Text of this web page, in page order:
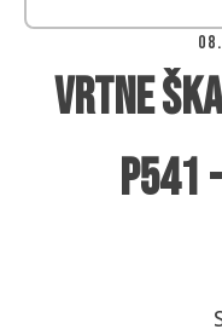
Vrtne
P541